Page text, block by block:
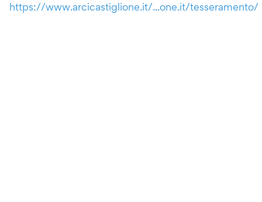
https://www.arcicastiglione.it/...one.it/tesseramento/